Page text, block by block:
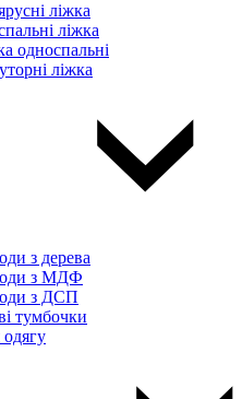
ліжка
ліжка
односпальні
ліжка
з дерева
з МДФ
з ДСП
тумбочки